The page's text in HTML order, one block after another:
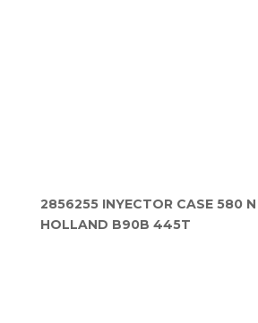
2856255 INYECTOR CASE 580
HOLLAND B90B 445T